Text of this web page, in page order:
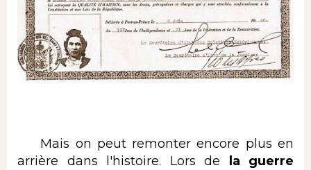
Mais on peut remonter encore plus en
arrière dans l'histoire. Lors de
la guerre